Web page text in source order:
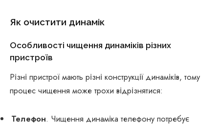
Як очистити динамік
Особливості чищення динаміків різних
пристроїв
Різні пристрої мають різні конструкції динаміків, тому
процес чищення може трохи відрізнятися:
Телефон. Чищення динаміка телефону потребує